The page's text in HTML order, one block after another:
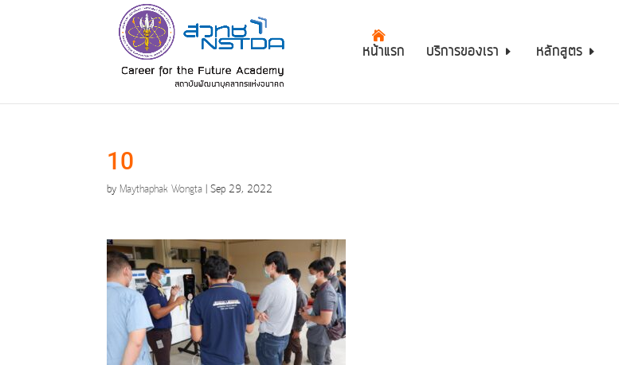
หน้าแรก บริการของเรา หลักสูตร
10
by Maythaphak Wongta |Sep 29, 2022